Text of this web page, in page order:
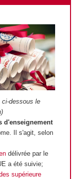
ci-dessous le
d'enseignement
Il s'agit, selon
délivrée par le
a été suivie;
supérieure